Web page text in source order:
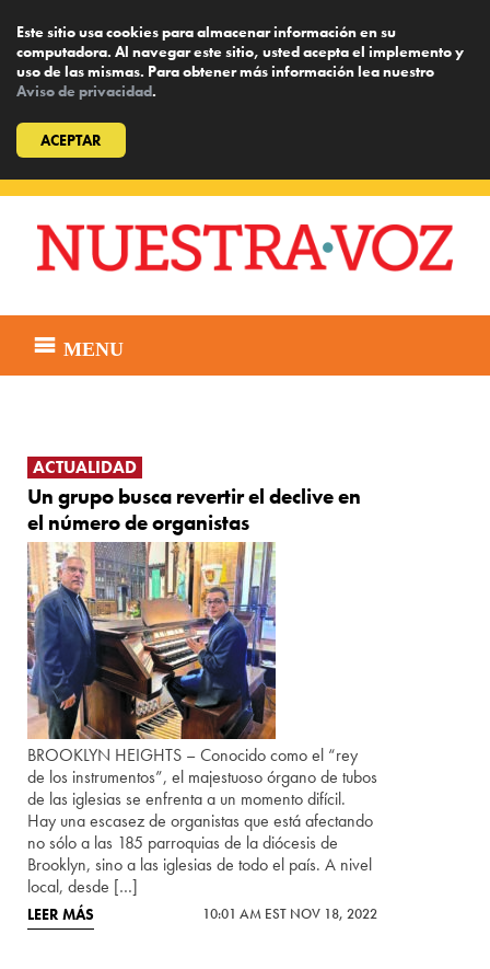
Este sitio usa cookies para almacenar información en su
computadora. Al navegar este sitio, usted acepta el implemento y
uso de las mismas. Para obtener más información lea nuestro
Aviso de privacidad.
ACEPTAR
content
MENU
ACTUALIDAD
Un grupo busca revertir el declive en
el número de organistas
BROOKLYN HEIGHTS – Conocido como el “rey
de los instrumentos”, el majestuoso órgano de tubos
de las iglesias se enfrenta a un momento difícil.
Hay una escasez de organistas que está afectando
no sólo a las 185 parroquias de la diócesis de
Brooklyn, sino a las iglesias de todo el país. A nivel
local, desde […]
LEER MÁS 10:01 AM EST NOV 18, 2022